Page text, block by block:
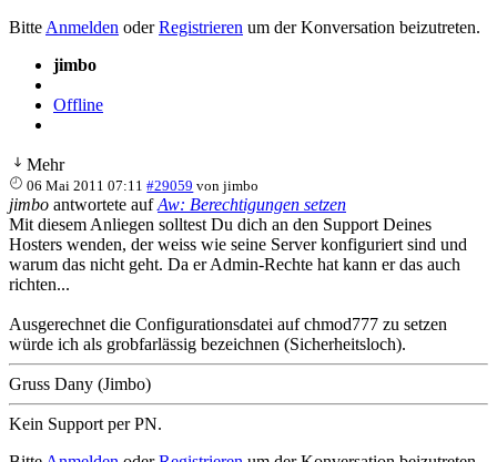
Bitte Anmelden oderRegistrieren um der Konversation beizutreten.
jimbo
Offline
Mehr
06 Mai 2011 07:11 #29059 vonjimbo
jimbo antwortete aufAw: Berechtigungen setzen
Mit diesem Anliegen solltest Du dich an den Support Deines
Hosters wenden, der weiss wie seine Server konfiguriert sind und
warum das nicht geht. Da er Admin-Rechte hat kann er das auch
richten...
Ausgerechnet die Configurationsdatei auf chmod777 zu setzen
würde ich als grobfarlässig bezeichnen (Sicherheitsloch).
Gruss Dany (Jimbo)
Kein Support per PN.